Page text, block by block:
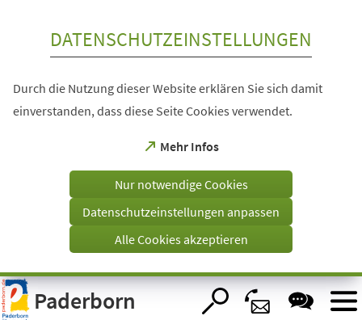
Visuelle
Assistenzsoftware
öffnen.
DATENSCHUTZEINSTELLUNGEN
Durch die Nutzung dieser Website erklären Sie sich damit
einverstanden, dass diese Seite Cookies verwendet.
Mehr Infos
(Öffnet
einem
Tab)
Nur notwendige Cookies
Datenschutzeinstellungen anpassen
Alle Cookies akzeptieren
Paderborn